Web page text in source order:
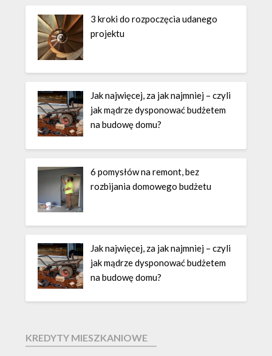
3 kroki do rozpoczęcia udanego
projektu
Jak najwięcej, za jak najmniej – czyli
jak mądrze dysponować budżetem
na budowę domu?
6 pomysłów na remont, bez
rozbijania domowego budżetu
Jak najwięcej, za jak najmniej – czyli
jak mądrze dysponować budżetem
na budowę domu?
KREDYTY MIESZKANIOWE